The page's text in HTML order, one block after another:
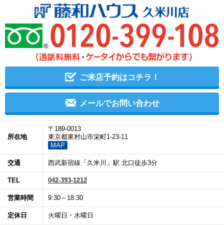
ご来店予約はコチラ！
メールでお問い合わせ
所在地
〒189-0013
東京都東村山市栄町1-23-11
MAP
交通 西武新宿線「久米川」駅 北口徒歩3分
TEL 042-393-1212
営業時間 9:30～18:30
定休日 火曜日・水曜日